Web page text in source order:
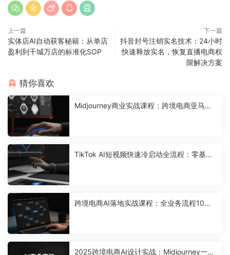
上一篇
实体店AI自动获客秘籍：从单店
盈利到千城万店的标准化SOP
下一篇
抖音封号注销实名技术：24小时
快速释放实名，恢复直播电商权
限解决方案
猜你喜欢
Midjourney商业实战课程：跨境电商亚马逊
TikTok AI短视频快速冷启动全流程：零基础
跨境电商AI落地实战课程：全业务流程10倍
2025跨境电商AI设计实战：Midjourney一键